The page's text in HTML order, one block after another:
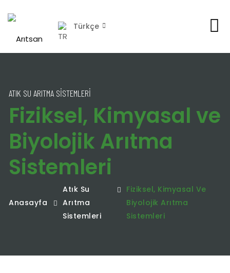
Türkçe
ATIK SU ARITMA SISTEMLERI
Fiziksel, Kimyasal ve
Biyolojik Arıtma
Sistemleri
Anasayfa
Atık Su
Arıtma
Sistemleri
Fiziksel, Kimyasal Ve
Biyolojik Arıtma
Sistemleri